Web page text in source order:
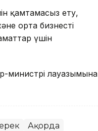
қамтамасыз ету,
орта бизнесті
үшін
министрі лауазымына
Ақорда